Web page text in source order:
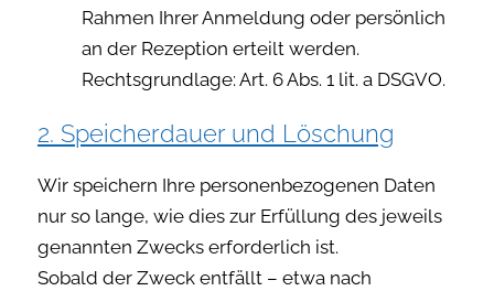
Rahmen Ihrer Anmeldung oder persönlich
an der Rezeption erteilt werden.
Rechtsgrundlage: Art. 6 Abs. 1 lit. a DSGVO.
2. Speicherdauer und Löschung
Wir speichern Ihre personenbezogenen Daten
nur so lange, wie dies zur Erfüllung des jeweils
genannten Zwecks erforderlich ist.
Sobald der Zweck entfällt – etwa nach